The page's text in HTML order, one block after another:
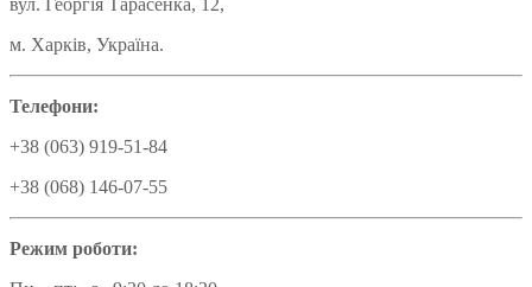
вул. Георгія Тарасенка, 12,
м. Харків, Україна.
Телефони:
+38 (063) 919-51-84
+38 (068) 146-07-55
Режим роботи: